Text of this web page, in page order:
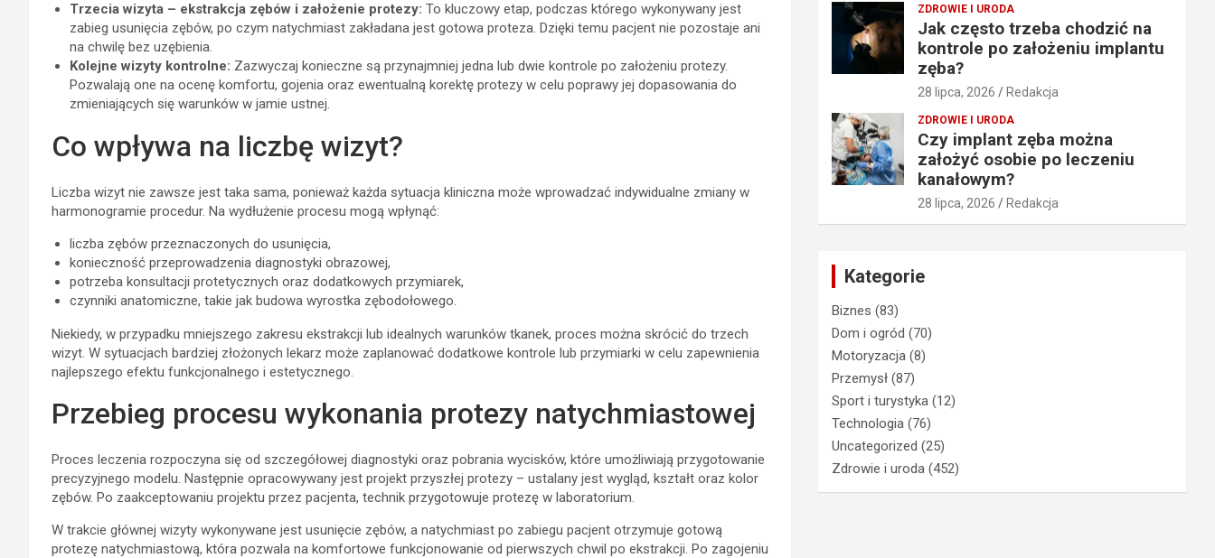
Trzecia wizyta – ekstrakcja zębów i założenie protezy: To kluczowy etap, podczas którego wykonywany jest
zabieg usunięcia zębów, po czym natychmiast zakładana jest gotowa proteza. Dzięki temu pacjent nie pozostaje ani
na chwilę bez uzębienia.
Kolejne wizyty kontrolne: Zazwyczaj konieczne są przynajmniej jedna lub dwie kontrole po założeniu protezy.
Pozwalają one na ocenę komfortu, gojenia oraz ewentualną korektę protezy w celu poprawy jej dopasowania do
zmieniających się warunków w jamie ustnej.
Co wpływa na liczbę wizyt?
Liczba wizyt nie zawsze jest taka sama, ponieważ każda sytuacja kliniczna może wprowadzać indywidualne zmiany w
harmonogramie procedur. Na wydłużenie procesu mogą wpłynąć:
liczba zębów przeznaczonych do usunięcia,
konieczność przeprowadzenia diagnostyki obrazowej,
potrzeba konsultacji protetycznych oraz dodatkowych przymiarek,
czynniki anatomiczne, takie jak budowa wyrostka zębodołowego.
Niekiedy, w przypadku mniejszego zakresu ekstrakcji lub idealnych warunków tkanek, proces można skrócić do trzech
wizyt. W sytuacjach bardziej złożonych lekarz może zaplanować dodatkowe kontrole lub przymiarki w celu zapewnienia
najlepszego efektu funkcjonalnego i estetycznego.
Przebieg procesu wykonania protezy natychmiastowej
Proces leczenia rozpoczyna się od szczegółowej diagnostyki oraz pobrania wycisków, które umożliwiają przygotowanie
precyzyjnego modelu. Następnie opracowywany jest projekt przyszłej protezy – ustalany jest wygląd, kształt oraz kolor
zębów. Po zaakceptowaniu projektu przez pacjenta, technik przygotowuje protezę w laboratorium.
W trakcie głównej wizyty wykonywane jest usunięcie zębów, a natychmiast po zabiegu pacjent otrzymuje gotową
protezę natychmiastową, która pozwala na komfortowe funkcjonowanie od pierwszych chwil po ekstrakcji. Po zagojeniu
ZDROWIE I URODA
Jak często trzeba chodzić na
kontrole po założeniu implantu
zęba?
28 lipca, 2026 Redakcja
ZDROWIE I URODA
Czy implant zęba można
założyć osobie po leczeniu
kanałowym?
28 lipca, 2026 Redakcja
Kategorie
Biznes (83)
Dom i ogród (70)
Motoryzacja (8)
Przemysł (87)
Sport i turystyka (12)
Technologia (76)
Uncategorized (25)
Zdrowie i uroda (452)